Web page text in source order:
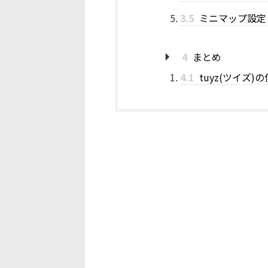
3.5 ミニマップ設定
4 まとめ
4.1 tuyz(ツイズ)の